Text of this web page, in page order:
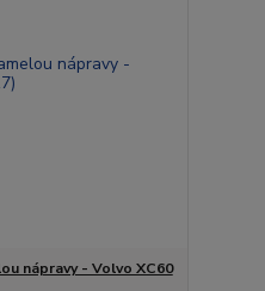
nápravy - Volvo XC60